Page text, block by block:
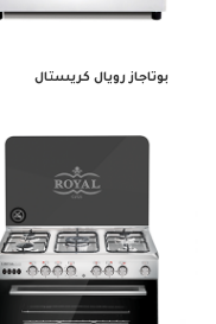
بوتاجاز رويال كريستال